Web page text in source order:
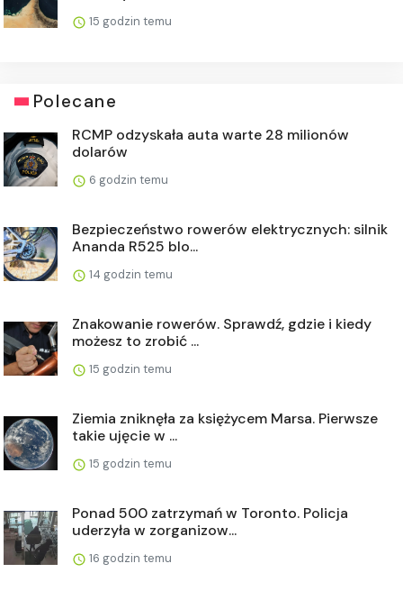
15 godzin temu
Polecane
RCMP odzyskała auta warte 28 milionów
dolarów
6 godzin temu
Bezpieczeństwo rowerów elektrycznych: silnik
Ananda R525 blo...
14 godzin temu
Znakowanie rowerów. Sprawdź, gdzie i kiedy
możesz to zrobić ...
15 godzin temu
Ziemia zniknęła za księżycem Marsa. Pierwsze
takie ujęcie w ...
15 godzin temu
Ponad 500 zatrzymań w Toronto. Policja
uderzyła w zorganizow...
16 godzin temu